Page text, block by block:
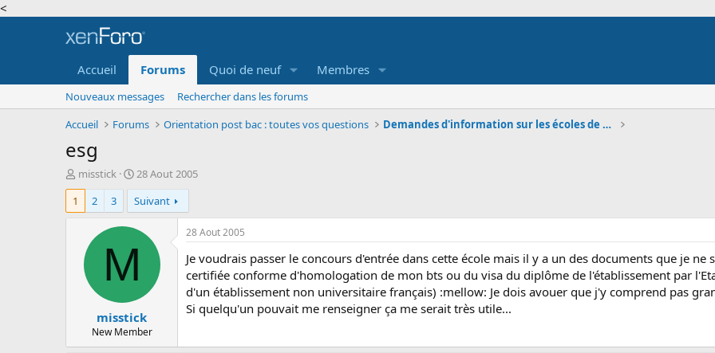
<
Accueil Forums Quoi de neuf Membres
Nouveaux messages
Rechercher dans les forums
Accueil
Forums Orientation post bac : toutes vos questions Demandes d'information sur les écoles de commerce
esg
A
u
e
s
misstick
D
a
t
e
d
u
t
28 Aout 2005
1
2 3 Suivant
M
misstick
New Member
28 Aout 2005
Je voudrais passer le concours d'entrée dans cette école mais il y a un des documents que je
certifiée conforme d'homologation de mon bts ou du visa du diplôme de l'établissement par
d'un établissement non universitaire français) :mellow: Je dois avouer que j'y comprend pas
Si quelqu'un pouvait me renseigner ça me serait très utile...